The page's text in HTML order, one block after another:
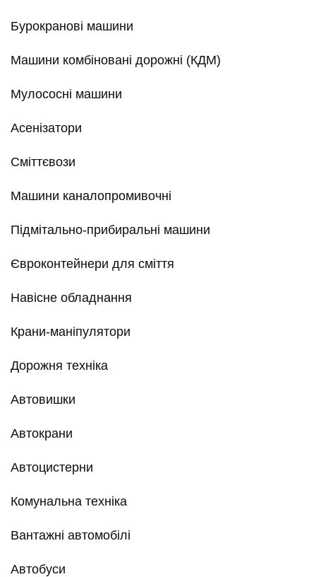
Бурокранові машини
Машини комбіновані дорожні (КДМ)
Мулососні машини
Асенізатори
Сміттєвози
Машини каналопромивочні
Підмітально-прибиральні машини
Євроконтейнери для сміття
Навісне обладнання
Крани-маніпулятори
Дорожня техніка
Автовишки
Автокрани
Автоцистерни
Комунальна техніка
Вантажні автомобілі
Автобуси